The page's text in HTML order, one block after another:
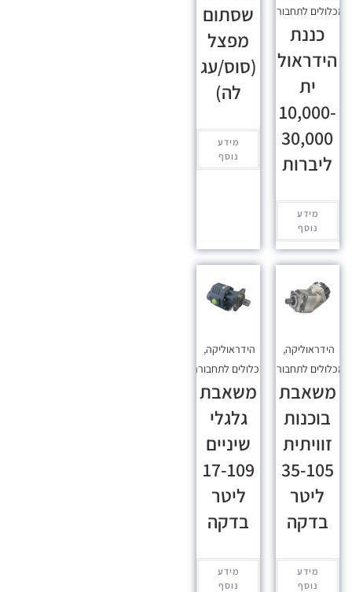
מכלולים לתחבורה
כננת
הידראול
ית
10,000-
30,000
ליברות
מידע
נוסף
שסתום
מפצל
(סוס/עג
לה)
מידע
נוסף
הידראוליקה,
מכלולים לתחבורה
משאבת
בוכנות
זוויתית
35-105
ליטר
בדקה
מידע
נוסף
הידראוליקה,
מכלולים לתחבורה
משאבת
גלגלי
שיניים
17-109
ליטר
בדקה
מידע
נוסף